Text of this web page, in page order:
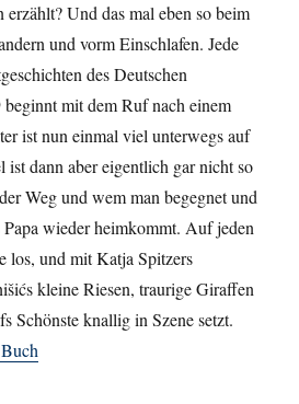
erzählt? Und das mal eben so beim
und vorm Einschlafen. Jede
des Deutschen
mit dem Ruf nach einem
ist nun einmal viel unterwegs auf
ist dann aber eigentlich gar nicht so
Weg und wem man begegnet und
Papa wieder heimkommt. Auf jeden
los, und mit Katja Spitzers
kleine Riesen, traurige Giraffen
Schönste knallig in Szene setzt.